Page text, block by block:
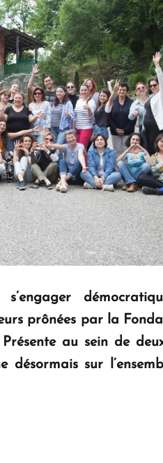
prônées par la
au sein de
désormais sur